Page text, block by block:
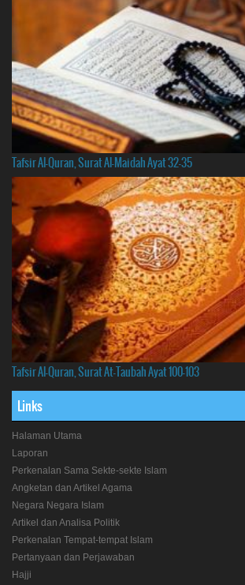
Tafsir Al-Quran, Surat Al-Maidah Ayat 32-35
Tafsir Al-Quran, Surat At-Taubah Ayat 100-103
Links
Halaman Utama
Laporan
Perkenalan Sama Sekte-sekte Islam
Angketan dan Artikel Agama
Negara Negara Islam
Artikel dan Analisa Politik
Perkenalan Tempat-tempat Islam
Pertanyaan dan Perjawaban
Hajji